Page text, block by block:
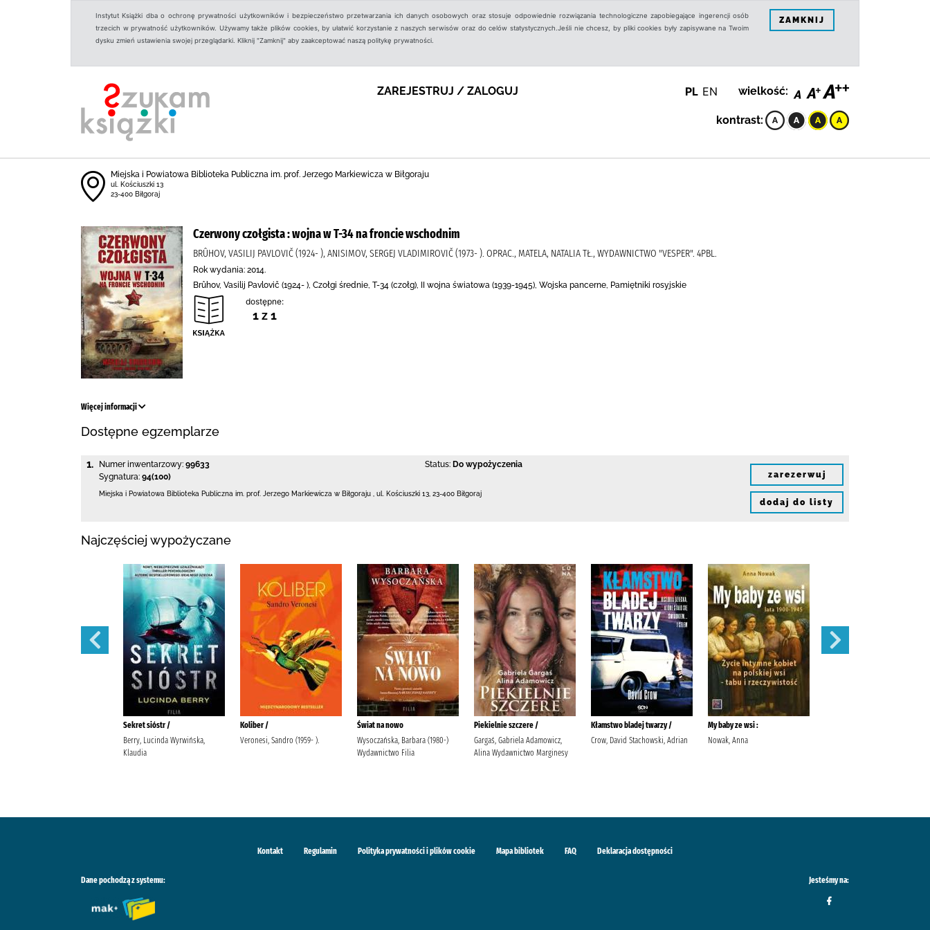
Instytut Książki dba o ochronę prywatności użytkowników i bezpieczeństwo przetwarzania ich danych osobowych oraz stosuje odpowiednie rozwiązania technologiczne zapobiegające ingerencji osób
trzecich w prywatność użytkowników. Używamy także plików cookies, by ułatwić korzystanie z naszych serwisów oraz do celów statystycznych.Jeśli nie chcesz, by pliki cookies były zapisywane na Twoim
dysku zmień ustawienia swojej przeglądarki. Kliknij "Zamknij" aby zaakceptować naszą politykę prywatności.
ZAMKNIJ
ZAREJESTRUJ / ZALOGUJ PL EN wielkość:
kontrast:
Miejska i Powiatowa Biblioteka Publiczna im. prof. Jerzego Markiewicza w Biłgoraju
ul. Kościuszki 13
23-400 Biłgoraj
Czerwony czołgista : wojna w T-34 na froncie wschodnim
BRÛHOV, VASILIJ PAVLOVIČ (1924- ), ANISIMOV, SERGEJ VLADIMIROVIČ (1973- ). OPRAC., MATELA, NATALIA TŁ., WYDAWNICTWO "VESPER". 4PBL.
Rok wydania: 2014.
Brûhov, Vasilij Pavlovič (1924- ), Czołgi średnie, T-34 (czołg), II wojna światowa (1939-1945), Wojska pancerne, Pamiętniki rosyjskie
dostępne:
1 z 1
Więcej informacji
Dostępne egzemplarze
1. Numer inwentarzowy: 99633
Sygnatura: 94(100)
Status: Do wypożyczenia
Miejska i Powiatowa Biblioteka Publiczna im. prof. Jerzego Markiewicza w Biłgoraju ul. Kościuszki 13 23-400 Biłgoraj
zarezerwuj
dodaj do listy
Najczęściej wypożyczane
Sekret sióstr /
Berry, Lucinda Wyrwińska,
Klaudia
Koliber /
Veronesi, Sandro (1959- ).
Świat na nowo
Wysoczańska, Barbara (1980-)
Wydawnictwo Filia
Piekielnie szczere /
Gargaś, Gabriela Adamowicz,
Alina Wydawnictwo Marginesy
Kłamstwo bladej twarzy /
Crow, David Stachowski, Adrian
My baby ze wsi :
Nowak, Anna
Kontakt Regulamin Polityka prywatności i plików cookie Mapa bibliotek FAQ Deklaracja dostępności
Dane pochodzą z systemu: Jesteśmy na: